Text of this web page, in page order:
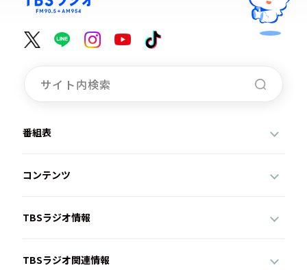
番組表
コンテンツ
TBSラジオ情報
TBSラジオ関連情報